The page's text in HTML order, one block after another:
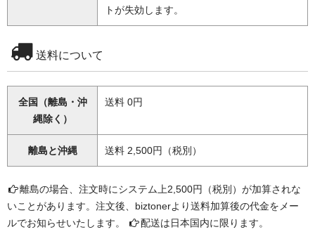
トが失効します。
送料について
全国（離島・沖
縄除く）
送料 0円
離島と沖縄 送料 2,500円（税別）
離島の場合、注文時にシステム上2,500円（税別）が加算されな
いことがあります。注文後、biztonerより送料加算後の代金をメー
ルでお知らせいたします。
配送は日本国内に限ります。